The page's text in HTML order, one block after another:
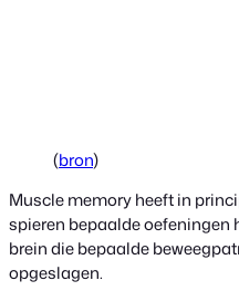
(bron)
Muscle memory heeft in
spieren bepaalde oefeningen
brein die bepaalde
opgeslagen.